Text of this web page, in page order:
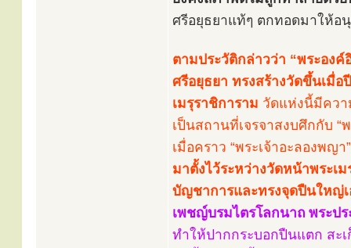
ศรีอยุธยาแท้ๆ ตกทอดมาให้
ตามประวัติกล่าวว่า “พระอง
ศรีอยุธยา ทรงสร้างวัดขึ้นเมื่
เมรุราชิการาม วัดแห่งนี้มีควา
เป็นสถานที่เจรจาสงบศึกกับ “
เมื่อคราว “พระเจ้าอะลองพ
มาตั้งไว้ระหว่างวัดหน้าพระเ
บัญชาการและทรงจุดปืนใหญ่เ
เพชญ์บรมไตรโลกนาถ พระป
ทำให้ปากกระบอกปืนแตก สะ